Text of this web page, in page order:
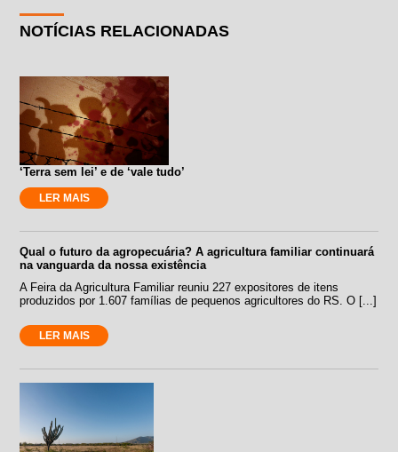
NOTÍCIAS RELACIONADAS
‘Terra sem lei’ e de ‘vale tudo’
LER MAIS
Qual o futuro da agropecuária? A agricultura familiar continuará
na vanguarda da nossa existência
A Feira da Agricultura Familiar reuniu 227 expositores de itens
produzidos por 1.607 famílias de pequenos agricultores do RS. O [...]
LER MAIS